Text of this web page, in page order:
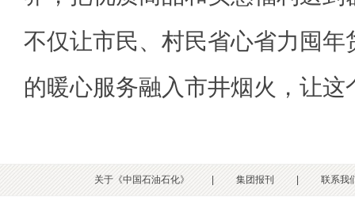
不仅让市民、村民省心省力囤年
的暖心服务融入市井烟火，让
关于《中国石油石化》 | 集团报刊 | 联系我